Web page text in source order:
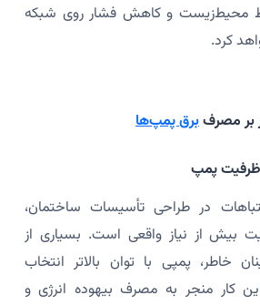
محیط‌زیست و کاهش فشار روی شبکه
کرد.
برق پمپ‌ها
در طراحی تأسیسات ساختمان،
بیش از نیاز واقعی است. بسیاری از
خاطر، پمپی با توان بالاتر انتخاب
کار منجر به مصرف بیهوده انرژی و